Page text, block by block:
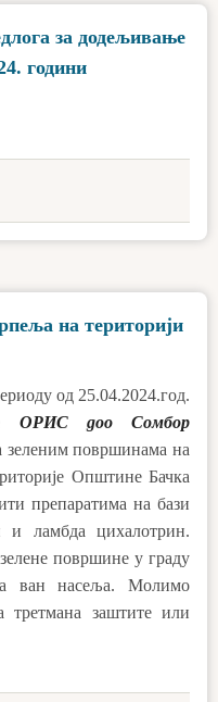
за додељивање
години
на територији
од 25.04.2024.год.
ОРИС доо Сомбор
зеленим површинама на
Општине Бачка
препаратима на бази
и ламбда цихалотрин.
површине у граду
ван насеља. Молимо
заштите или